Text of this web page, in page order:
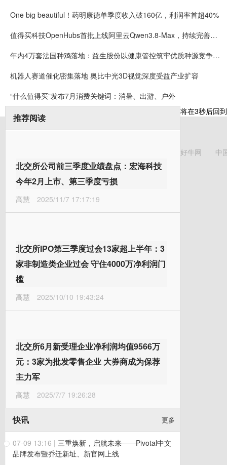
One big beautiful！药明康德单季度收入破160亿，利润率首超40%
值得买科技OpenHubs首批上线阿里云Qwen3.8-Max，持续完善企业多模型服务
年内4万套法国种鸡落地：益生股份以健康管控筑牢优质种源竞争壁垒
机器人赛道催化密集落地 奥比中光3D视觉深度受益产业扩容
“什么值得买”发布7月消费关键词：消暑、出游、户外
推荐阅读
北交所公司前三季度业绩盘点：宏海科技
今年2月上市、第三季度亏损
高慧 2025/11/7 17:17:19
北交所IPO第三季度过会13家超上半年：3
家非制造类企业过会 守住4000万净利润门
槛
高慧 2025/10/10 19:43:24
北交所6月新受理企业净利润均值9566万
元：3家为批发零售企业 大券商成为保荐
主力军
高慧 2025/7/7 19:26:28
快讯 更多
07-09 13:16 | 三重焕新，启航未来——Pivotal中文
品牌发布暨乔迁新址、新官网上线
将在3秒后回
好牛网 中